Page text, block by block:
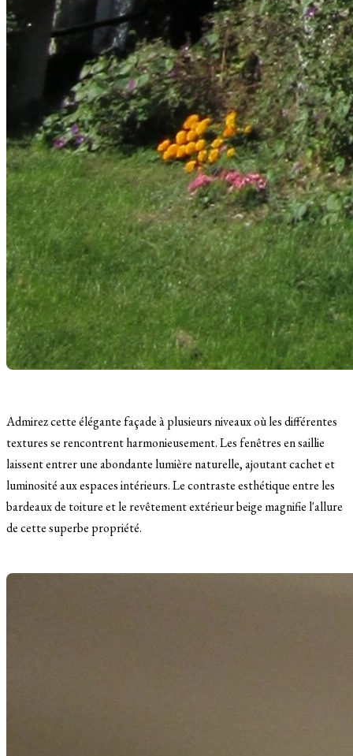
Admirez cette élégante façade à plusieurs niveaux où les différentes
textures se rencontrent harmonieusement. Les fenêtres en saillie
laissent entrer une abondante lumière naturelle, ajoutant cachet et
luminosité aux espaces intérieurs. Le contraste esthétique entre les
bardeaux de toiture et le revêtement extérieur beige magnifie l'allure
de cette superbe propriété.